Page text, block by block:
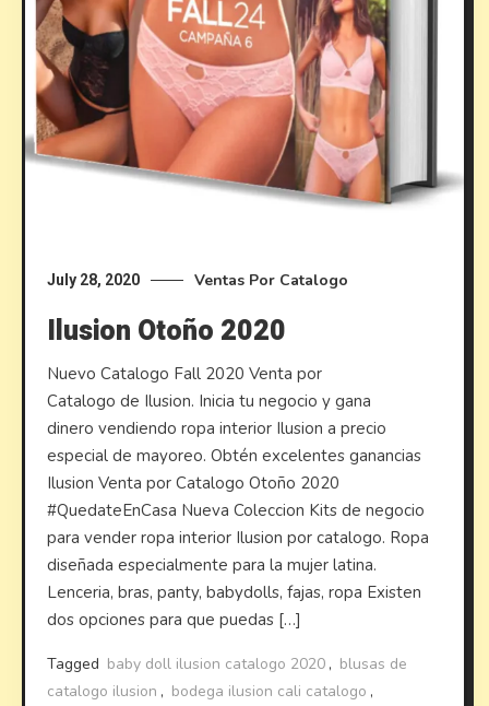
July 28, 2020 Ventas Por Catalogo
Ilusion Otoño 2020
Nuevo Catalogo Fall 2020 Venta por
Catalogo de Ilusion. Inicia tu negocio y gana
dinero vendiendo ropa interior Ilusion a precio
especial de mayoreo. Obtén excelentes ganancias
Ilusion Venta por Catalogo Otoño 2020
#QuedateEnCasa Nueva Coleccion Kits de negocio
para vender ropa interior Ilusion por catalogo. Ropa
diseñada especialmente para la mujer latina.
Lenceria, bras, panty, babydolls, fajas, ropa Existen
dos opciones para que puedas […]
Tagged baby doll ilusion catalogo 2020 , blusas de
catalogo ilusion , bodega ilusion cali catalogo ,